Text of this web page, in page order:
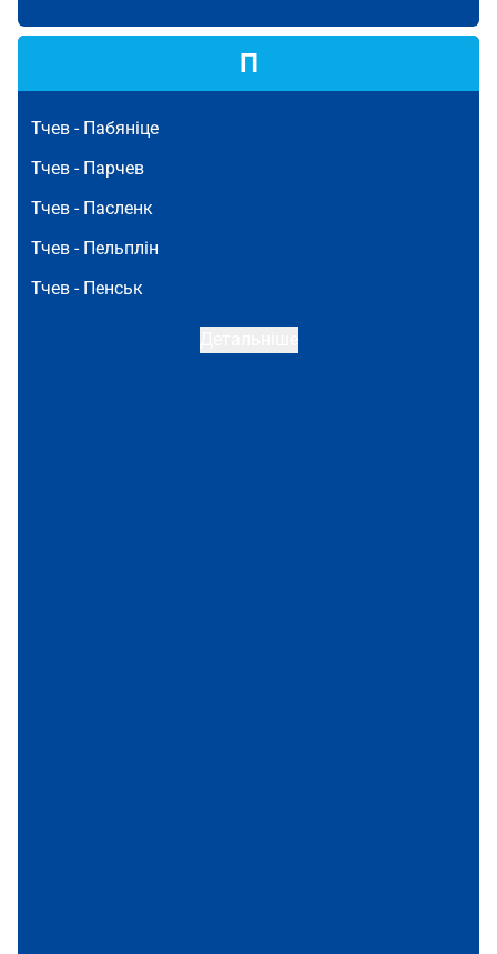
П
Тчев - Пабяніце
Тчев - Парчев
Тчев - Пасленк
Тчев - Пельплін
Тчев - Пенськ